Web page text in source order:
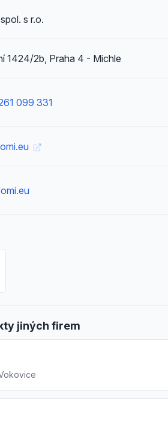
s r.o.
1424/2b, Praha 4 - Michle
099 331
jiných firem